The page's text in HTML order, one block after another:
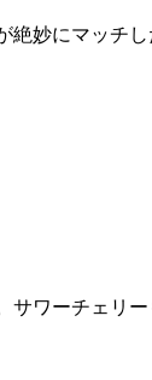
絶妙にマッチし
ワーチェリ